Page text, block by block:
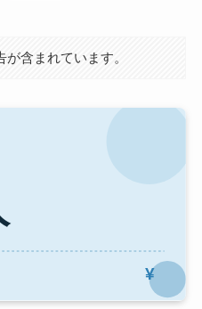
含まれています。